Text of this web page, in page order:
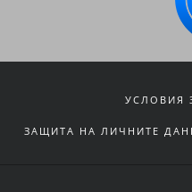
УСЛОВИЯ
ЗАЩИТА НА ЛИЧНИТЕ